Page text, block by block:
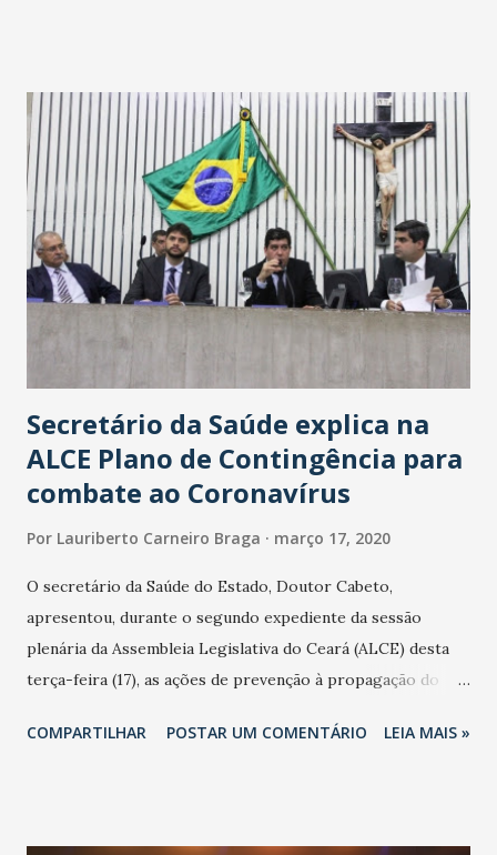
Secretário da Saúde explica na
ALCE Plano de Contingência para
combate ao Coronavírus
Por Lauriberto Carneiro Braga março 17, 2020
O secretário da Saúde do Estado, Doutor Cabeto,
apresentou, durante o segundo expediente da sessão
plenária da Assembleia Legislativa do Ceará (ALCE) desta
terça-feira (17), as ações de prevenção à propagação do
adotadas pelo Governo do Estado na contenção da
COMPARTILHAR POSTAR UM COMENTÁRIO LEIA MAIS »